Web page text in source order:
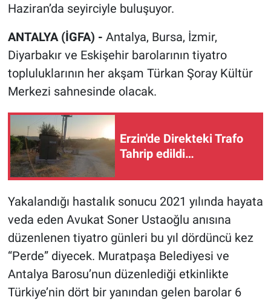
Haziran’da seyirciyle buluşuyor.
ANTALYA (İGFA) - Antalya, Bursa, İzmir,
Diyarbakır ve Eskişehir barolarının tiyatro
topluluklarının her akşam Türkan Şoray Kültür
Merkezi sahnesinde olacak.
Erzin'de Direkteki Trafo
Tahrip edildi…
Yakalandığı hastalık sonucu 2021 yılında hayata
veda eden Avukat Soner Ustaoğlu anısına
düzenlenen tiyatro günleri bu yıl dördüncü kez
“Perde” diyecek. Muratpaşa Belediyesi ve
Antalya Barosu’nun düzenlediği etkinlikte
Türkiye’nin dört bir yanından gelen barolar 6